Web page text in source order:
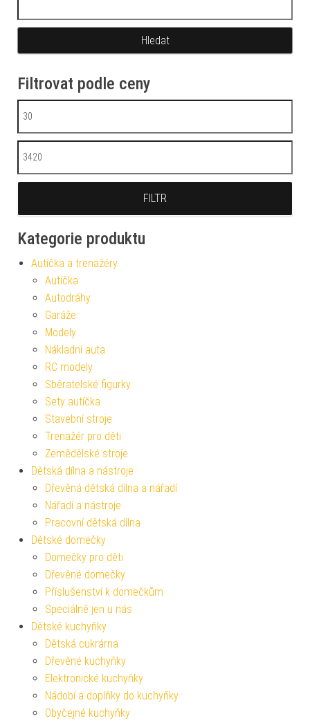
Filtrovat podle ceny
Minimální cena
Maximální cena
FILTR
Kategorie produktu
Autíčka a trenažéry
Autíčka
Autodráhy
Garáže
Modely
Nákladní auta
RC modely
Sběratelské figurky
Sety autíčka
Stavební stroje
Trenažér pro děti
Zemědělské stroje
Dětská dílna a nástroje
Dřevěná dětská dílna a nářadí
Nářadí a nástroje
Pracovní dětská dílna
Dětské domečky
Domečky pro děti
Dřevěné domečky
Příslušenství k domečkům
Speciálně jen u nás
Dětské kuchyňky
Dětská cukrárna
Dřevěné kuchyňky
Elektronické kuchyňky
Nádobí a doplňky do kuchyňky
Obyčejné kuchyňky